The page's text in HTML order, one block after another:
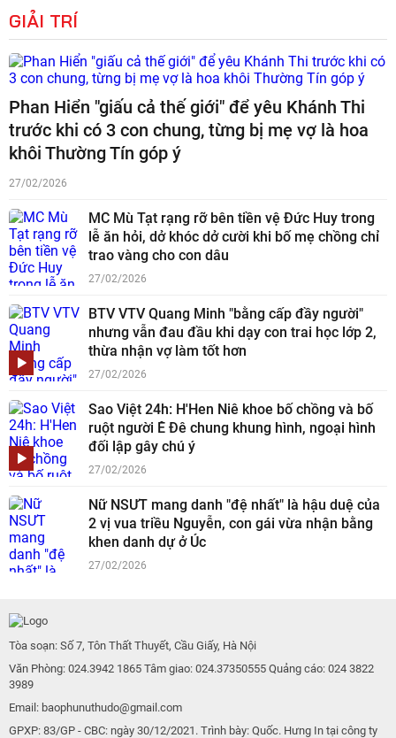
GIẢI TRÍ
Phan Hiển "giấu cả thế giới" để yêu Khánh Thi
trước khi có 3 con chung, từng bị mẹ vợ là hoa
khôi Thường Tín góp ý
27/02/2026
MC Mù Tạt rạng rỡ bên tiền vệ Đức Huy trong
lễ ăn hỏi, dở khóc dở cười khi bố mẹ chồng chỉ
trao vàng cho con dâu
27/02/2026
BTV VTV Quang Minh "bằng cấp đầy người"
nhưng vẫn đau đầu khi dạy con trai học lớp 2,
thừa nhận vợ làm tốt hơn
27/02/2026
Sao Việt 24h: H'Hen Niê khoe bố chồng và bố
ruột người Ê Đê chung khung hình, ngoại hình
đối lập gây chú ý
27/02/2026
Nữ NSƯT mang danh "đệ nhất" là hậu duệ của
2 vị vua triều Nguyễn, con gái vừa nhận bằng
khen danh dự ở Úc
27/02/2026
Tòa soạn: Số 7, Tôn Thất Thuyết, Cầu Giấy, Hà Nội
Văn Phòng: 024.3942 1865 Tâm giao: 024.37350555 Quảng cáo: 024 3822
3989
Email: baophunuthudo@gmail.com
GPXP: 83/GP - CBC: ngày 30/12/2021. Trình bày: Quốc. Hưng In tại công ty